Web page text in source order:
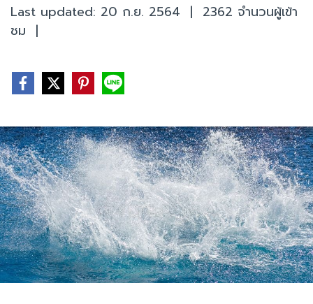
Last updated: 20 ก.ย. 2564 | 2362 จำนวนผู้เข้า
ชม |